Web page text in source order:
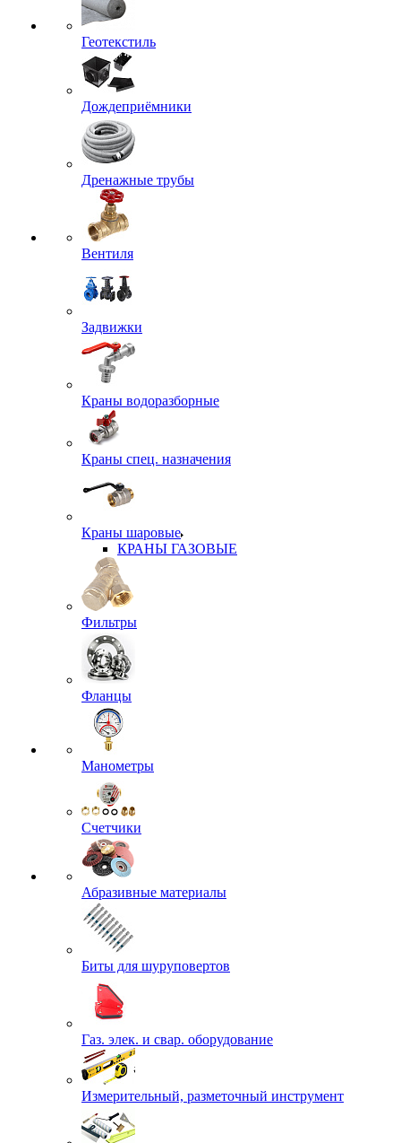
Геотекстиль
Дождеприёмники
Дренажные трубы
Вентиля
Задвижки
Краны водоразборные
Краны спец. назначения
Краны шаровые
КРАНЫ ГАЗОВЫЕ
Фильтры
Фланцы
Манометры
Счетчики
Абразивные материалы
Биты для шуруповертов
Газ. элек. и свар. оборудование
Измерительный, разметочный инструмент